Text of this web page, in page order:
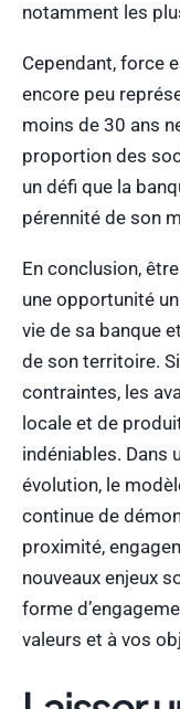
notamment les
Cependant, force
encore peu
moins de 30 ans
proportion des
un défi que la
pérennité de son
En conclusion,
une opportunité
vie de sa banque
de son territoire.
contraintes, les
locale et de
indéniables. Dans
évolution, le
continue de
proximité,
nouveaux enjeux
forme
valeurs et à vos